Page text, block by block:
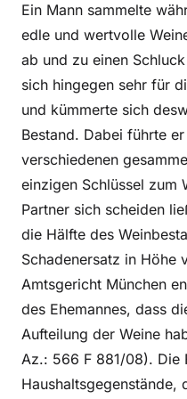
Ein Mann sammelte
edle und wertvolle
ab und zu einen
sich hingegen sehr für
und kümmerte sich
Bestand. Dabei führte
verschiedenen
einzigen Schlüssel zum
Partner sich scheiden
die Hälfte des
Schadenersatz in Höhe
Amtsgericht München
des Ehemannes, dass
Aufteilung der Weine
Az.: 566 F 881/08). Die
Haushaltsgegenstände,